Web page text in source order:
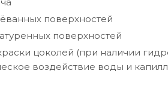
поверхностей
поверхностей
цоколей (при наличии
воздействие воды и